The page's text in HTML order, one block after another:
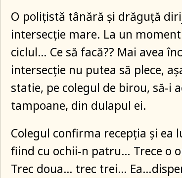
O polițistă tânără și drăguță
intersecție mare. La un
ciclul… Ce să facă?? Mai avea
intersecție nu putea să plece,
statie, pe colegul de birou, să-i
tampoane, din dulapul ei.
Colegul confirma recepția și ea
fiind cu ochii-n patru… Trece o
Trec doua… trec trei…